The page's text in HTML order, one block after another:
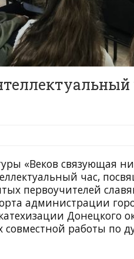
«Веков связующая
час,
первоучителей
администрации
работы по